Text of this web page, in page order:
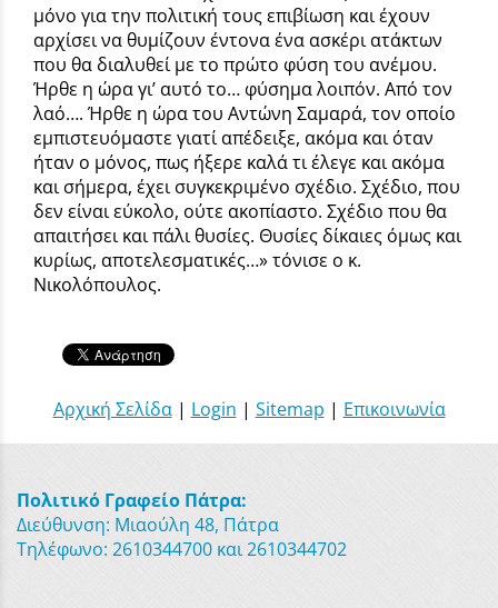
μόνο για την πολιτική τους επιβίωση και έχουν
αρχίσει να θυμίζουν έντονα ένα ασκέρι ατάκτων
που θα διαλυθεί με το πρώτο φύση του ανέμου.
Ήρθε η ώρα γι’ αυτό το… φύσημα λοιπόν. Από τον
λαό…. Ήρθε η ώρα του Αντώνη Σαμαρά, τον οποίο
εμπιστευόμαστε γιατί απέδειξε, ακόμα και όταν
ήταν ο μόνος, πως ήξερε καλά τι έλεγε και ακόμα
και σήμερα, έχει συγκεκριμένο σχέδιο. Σχέδιο, που
δεν είναι εύκολο, ούτε ακοπίαστο. Σχέδιο που θα
απαιτήσει και πάλι θυσίες. Θυσίες δίκαιες όμως και
κυρίως, αποτελεσματικές…» τόνισε ο κ.
Νικολόπουλος.
Αρχική Σελίδα| Login | Sitemap | Επικοινωνία
Πολιτικό Γραφείο Πάτρα:
Διεύθυνση: Μιαούλη 48, Πάτρα
Τηλέφωνο: 2610344700 και 2610344702